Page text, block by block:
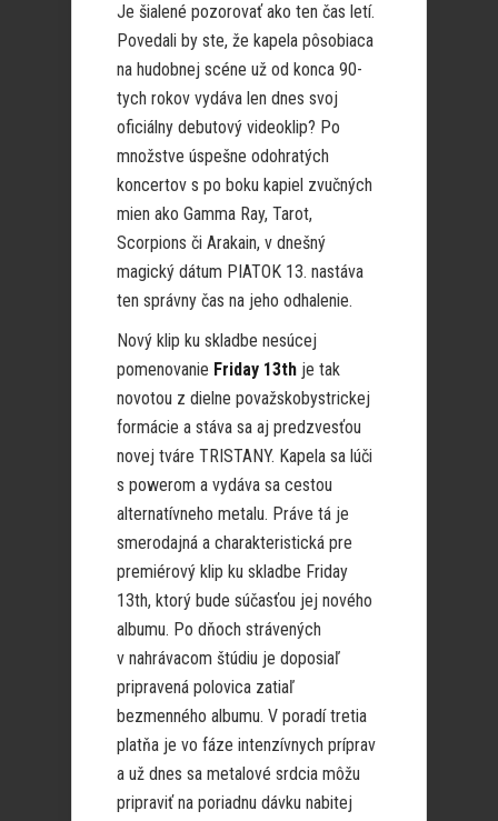
Je šialené pozorovať ako ten čas letí.
Povedali by ste, že kapela pôsobiaca
na hudobnej scéne už od konca 90-
tych rokov vydáva len dnes svoj
oficiálny debutový videoklip? Po
množstve úspešne odohratých
koncertov s po boku kapiel zvučných
mien ako Gamma Ray, Tarot,
Scorpions či Arakain, v dnešný
magický dátum PIATOK 13. nastáva
ten správny čas na jeho odhalenie.
Nový klip ku skladbe nesúcej
pomenovanie Friday 13th je tak
novotou z dielne považskobystrickej
formácie a stáva sa aj predzvesťou
novej tváre TRISTANY. Kapela sa lúči
s powerom a vydáva sa cestou
alternatívneho metalu. Práve tá je
smerodajná a charakteristická pre
premiérový klip ku skladbe Friday
13th, ktorý bude súčasťou jej nového
albumu. Po dňoch strávených
v nahrávacom štúdiu je doposiaľ
pripravená polovica zatiaľ
bezmenného albumu. V poradí tretia
platňa je vo fáze intenzívnych príprav
a už dnes sa metalové srdcia môžu
pripraviť na poriadnu dávku nabitej